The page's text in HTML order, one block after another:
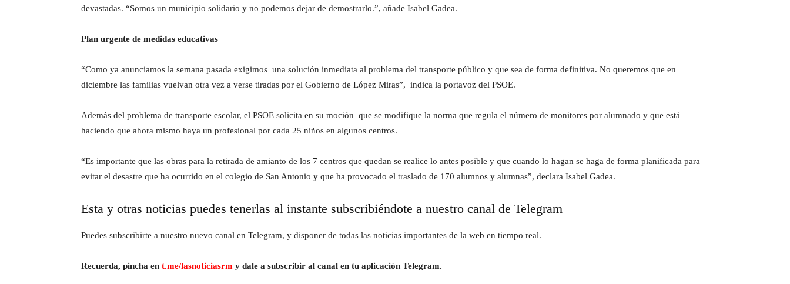
devastadas. “Somos un municipio solidario y no podemos dejar de demostrarlo.”, añade Isabel Gadea.
Plan urgente de medidas educativas
“Como ya anunciamos la semana pasada exigimos una solución inmediata al problema del transporte público y que sea de forma definitiva. No queremos que en
diciembre las familias vuelvan otra vez a verse tiradas por el Gobierno de López Miras”, indica la portavoz del PSOE.
Además del problema de transporte escolar, el PSOE solicita en su moción que se modifique la norma que regula el número de monitores por alumnado y que está
haciendo que ahora mismo haya un profesional por cada 25 niños en algunos centros.
“Es importante que las obras para la retirada de amianto de los 7 centros que quedan se realice lo antes posible y que cuando lo hagan se haga de forma planificada para
evitar el desastre que ha ocurrido en el colegio de San Antonio y que ha provocado el traslado de 170 alumnos y alumnas”, declara Isabel Gadea.
Esta y otras noticias puedes tenerlas al instante subscribiéndote a nuestro canal de Telegram
Puedes subscribirte a nuestro nuevo canal en Telegram, y disponer de todas las noticias importantes de la web en tiempo real.
Recuerda, pincha en t.me/lasnoticiasrm y dale a subscribir al canal en tu aplicación Telegram.